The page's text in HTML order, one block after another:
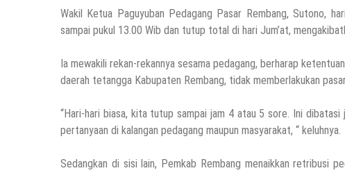
Wakil Ketua Paguyuban Pedagang Pasar Rembang, Sutono,
sampai pukul 13.00 Wib dan tutup total di hari Jum’at,
Ia mewakili rekan-rekannya sesama pedagang, berharap
daerah tetangga Kabupaten Rembang, tidak memberlakukan
“Hari-hari biasa, kita tutup sampai jam 4 atau 5 sore. Ini
pertanyaan di kalangan pedagang maupun masyarakat, “ keluhnya.
Sedangkan di sisi lain, Pemkab Rembang menaikkan retribusi